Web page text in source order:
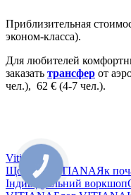
Приблизительная
эконом-класса).
Для любителей
заказать трансфер от
чел.), 62 € (4-7 чел.).
Vitiana
Що таке VITIANAЯк
Індивідуальний воркшоп